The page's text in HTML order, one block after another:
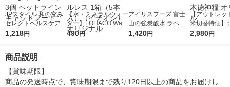
JPスタイル 和の究み
セレクトヘルスケア
腎臓ガード チキン味
キャットフード
1,218円
【水・ミネラルウォー
ター】LOHACO Wate
r（ロハコウォータ
490円
アイリスフーズ 富士
山の強炭酸水 ラベル
レス 500ml 1箱（24
1,420円
【アウトレッ
米切替特価】
ななつぼし 無
2,980円
商品説明
【賞味期限】
商品の発送時点で、賞味期限まで残り120日以上の商品をお届けし